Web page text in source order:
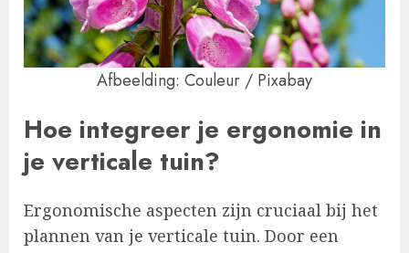
Afbeelding: Couleur / Pixabay
Hoe integreer je ergonomie in
je verticale tuin?
Ergonomische aspecten zijn cruciaal bij het
plannen van je verticale tuin. Door een